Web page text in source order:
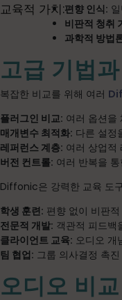
교육적 가치:편향 인식:
비판적 청취
과학적 방법
고급 기법
복잡한 비교를 위해 여러
플러그인 비교: 여러 옵션을
매개변수 최적화: 다른 설정
레퍼런스 계층: 여러 상업적
버전 컨트롤: 여러 반복을
Diffonic은 강력한 교육 도
학생 훈련: 편향 없이 비판
전문적 개발: 객관적 피드백
클라이언트 교육: 오디오 개
팀 협업: 그룹 의사결정 촉진
오디오 비